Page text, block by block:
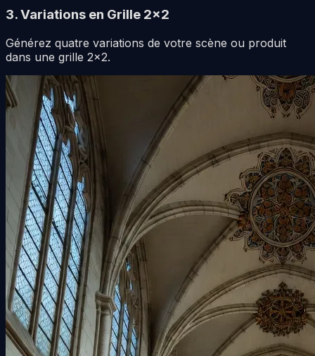
3. Variations en Grille 2x2
Générez quatre variations de votre scène ou produit
dans une grille 2x2.